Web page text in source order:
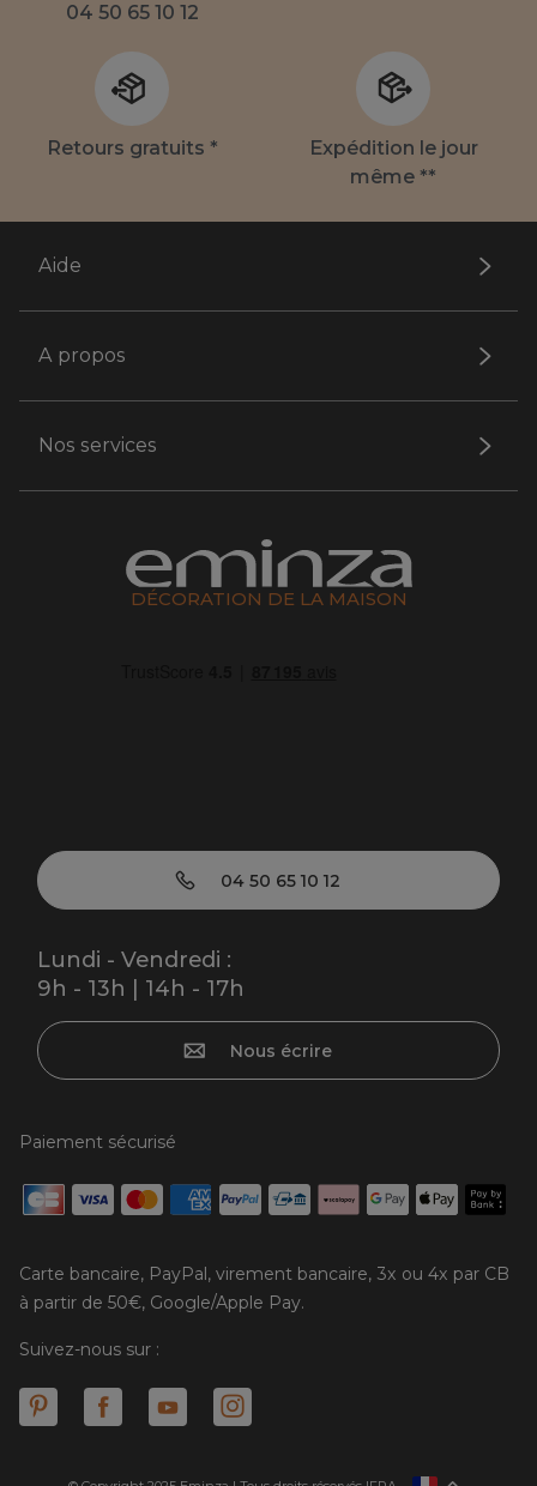
04 50 65 10 12
Retours gratuits *
Expédition le jour
même **
Aide
A propos
Nos services
DÉCORATION DE LA MAISON
04 50 65 10 12
Lundi - Vendredi :
9h - 13h | 14h - 17h
Nous écrire
Paiement sécurisé
Carte bancaire, PayPal, virement bancaire, 3x ou 4x par CB
à partir de 50€, Google/Apple Pay.
Suivez-nous sur :